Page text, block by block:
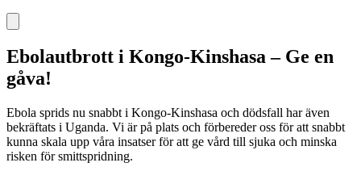
Ebolautbrott i Kongo-Kinshasa – Ge en
gåva!
Ebola sprids nu snabbt i Kongo-Kinshasa och dödsfall har även
bekräftats i Uganda. Vi är på plats och förbereder oss för att snabbt
kunna skala upp våra insatser för att ge vård till sjuka och minska
risken för smittspridning.